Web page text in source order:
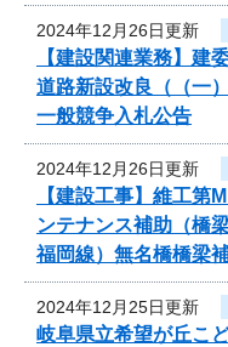
2024年12月26日更新
【建設関連業務】
道路新設改良（（一
一般競争入札公告
2024年12月26日更新
【建設工事】維工
ンテナンス補助（橋
福岡線）無名橋橋梁
2024年12月25日更新
岐阜県立希望が丘こ